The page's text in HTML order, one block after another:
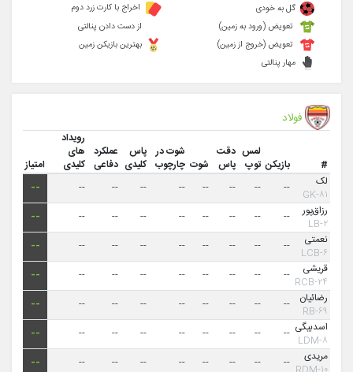
گل به خودی
اخراج با کارت زرد دوم
تعویض (ورود به زمین)
تعویض (خروج از زمین)
مهار پنالتی
از دست دادن پنالتی
بهترین بازیکن زمین
فولاد
# بازیکن
لمس
توپ
دقت
پاس
شوت
شوت در
چارچوب
پاس
کلیدی
عملکرد
دفاعی
رویداد
های
کلیدی
امتیاز
لک
۸۱-GK
--
--
--
--
--
--
--
--
--
رزاق‌پور
۲-LB
--
--
--
--
--
--
--
--
--
نعمتی
۶-LCB
--
--
--
--
--
--
--
--
--
قریشی
۲۴-RCB
--
--
--
--
--
--
--
--
--
رضائیان
۶۹-RB
--
--
--
--
--
--
--
--
--
اسدبیگی
۸-LDM
--
--
--
--
--
--
--
--
--
مریدی
--
--
--
--
--
--
--
--
--